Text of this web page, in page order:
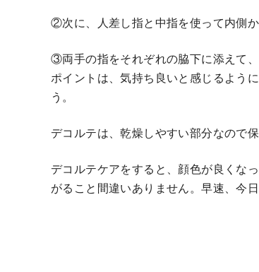
②次に、人差し指と中指を使って内側
③両手の指をそれぞれの脇下に添えて、
ポイントは、気持ち良いと感じるよう
う。
デコルテは、乾燥しやすい部分なので
デコルテケアをすると、顔色が良くな
がること間違いありません。早速、今